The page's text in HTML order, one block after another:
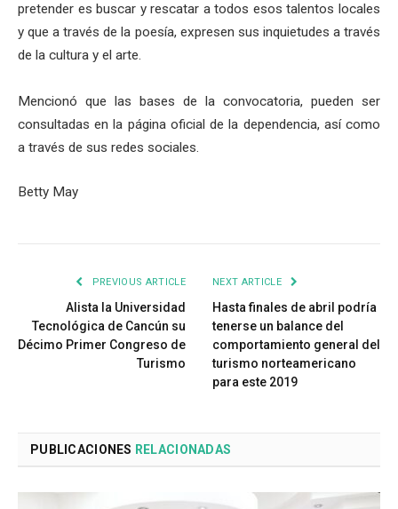
pretender es buscar y rescatar a todos esos talentos locales
y que a través de la poesía, expresen sus inquietudes a través
de la cultura y el arte.
Mencionó que las bases de la convocatoria, pueden ser
consultadas en la página oficial de la dependencia, así como
a través de sus redes sociales.
Betty May
PREVIOUS ARTICLE
Alista la Universidad
Tecnológica de Cancún su
Décimo Primer Congreso de
Turismo
NEXT ARTICLE
Hasta finales de abril podría
tenerse un balance del
comportamiento general del
turismo norteamericano
para este 2019
PUBLICACIONES RELACIONADAS